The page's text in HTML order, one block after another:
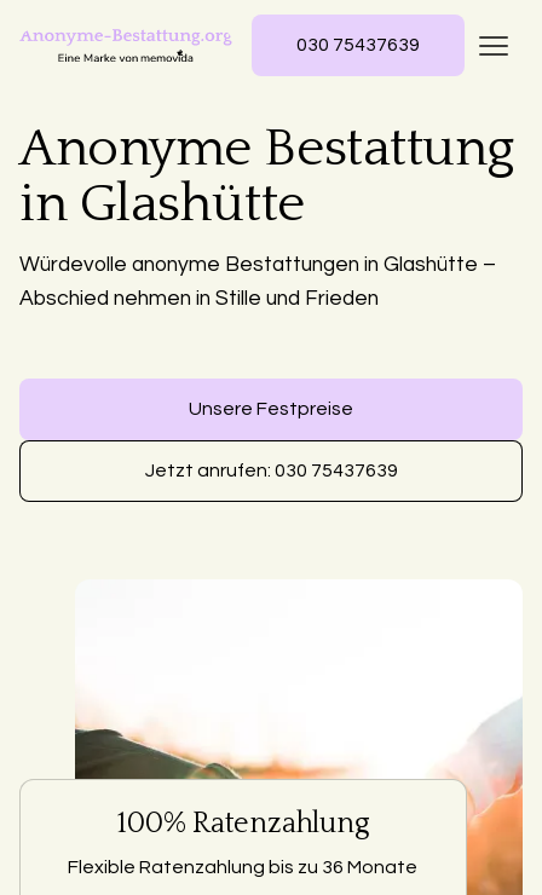
030 75437639
Anonyme Bestattung
in Glashütte
Würdevolle anonyme Bestattungen in Glashütte –
Abschied nehmen in Stille und Frieden
Unsere Festpreise
Jetzt anrufen: 030 75437639
100% Ratenzahlung
Flexible Ratenzahlung bis zu 36 Monate